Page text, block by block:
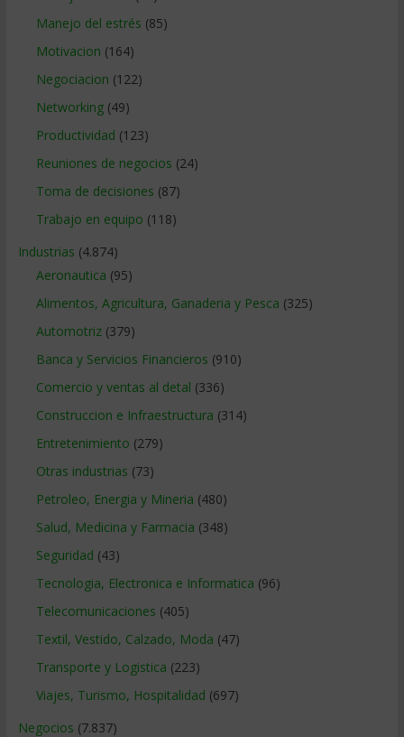
Manejo del estrés (85)
Motivacion (164)
Negociacion (122)
Networking(49)
Productividad (123)
Reuniones de negocios (24)
Toma de decisiones (87)
Trabajo en equipo (118)
Industrias (4.874)
Aeronautica (95)
Alimentos, Agricultura, Ganaderia y Pesca (325)
Automotriz(379)
Banca y Servicios Financieros (910)
Comercio y ventas al detal (336)
Construccion e Infraestructura (314)
Entretenimiento (279)
Otras industrias (73)
Petroleo, Energia y Mineria (480)
Salud, Medicina y Farmacia (348)
Seguridad (43)
Tecnologia, Electronica e Informatica (96)
Telecomunicaciones (405)
Textil, Vestido, Calzado, Moda (47)
Transporte y Logistica (223)
Viajes, Turismo, Hospitalidad (697)
Negocios (7.837)